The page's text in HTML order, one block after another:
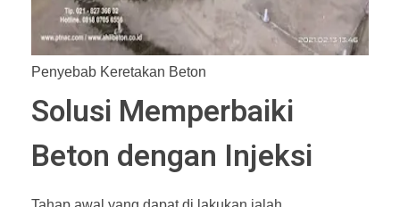
Penyebab Keretakan Beton
Solusi Memperbaiki
Beton dengan Injeksi